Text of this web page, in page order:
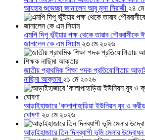
আযহার শুভেচ্ছা জানালেন আবু মুসা সিরাজী ২৪
এমপি দিপু ভূঁইয়ার পক্ষ থেকে তারাব
জানালেন কে এম সিয়াম ২৩ মে ২০২৬
জাতীয় প্রাথমিক শিক্ষা পদক প্রতিযোগিতায়
নাছিমা আক্তার ২১ মে ২০২৬
আড়াইহাজারে ‘কালাপাহাড়িয়া ইউনিয়ন যুব ও
ঘোষণা ২০ মে ২০২৬
আড়াইহাজারে তিন দিনব্যাপী ভূমি মেলার উদ্বোধন